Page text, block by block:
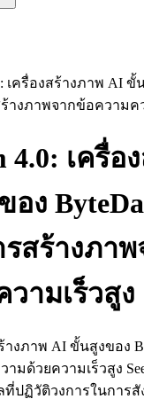
เครื่องสร้างภาพ AI ขั้
างภาพจากข้อความค
4.0: เครื่อ
ง
สร้างภาพ
ามเร็วสูง
ร้างภาพ AI ขั้นสูงของ
มด้วยความเร็วสูง
ปฏิวัติวงการในการสั